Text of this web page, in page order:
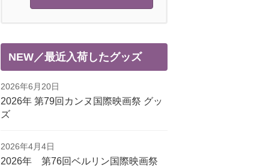
NEW／最近入荷したグッズ
2026年6月20日
2026年 第79回カンヌ国際映画祭 グッ
ズ
2026年4月4日
2026年 第76回ベルリン国際映画祭